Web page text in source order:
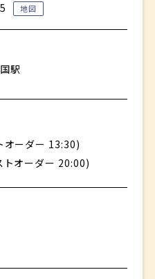
地図
駅
ーダー 13:30)
オーダー 20:00)